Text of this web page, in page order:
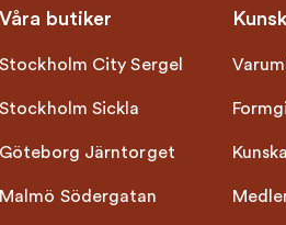
Våra butiker
Stockholm City Sergel
Stockholm Sickla
Göteborg Järntorget
Malmö Södergatan